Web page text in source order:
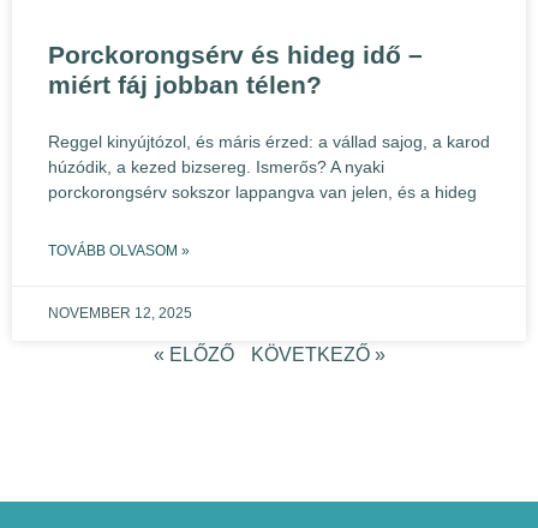
Porckorongsérv és hideg idő –
miért fáj jobban télen?
Reggel kinyújtózol, és máris érzed: a vállad sajog, a karod
húzódik, a kezed bizsereg. Ismerős? A nyaki
porckorongsérv sokszor lappangva van jelen, és a hideg
TOVÁBB OLVASOM »
NOVEMBER 12, 2025
« ELŐZŐ KÖVETKEZŐ »